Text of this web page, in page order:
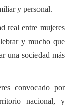
y personal.
real entre mujeres
y mucho que
una sociedad más
convocado por
nacional, y